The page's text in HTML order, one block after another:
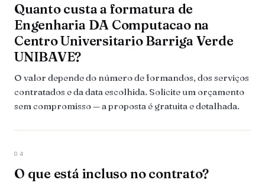
Quanto custa a formatura de
Engenharia DA Computacao na
Centro Universitario Barriga Verde
UNIBAVE?
O valor depende do número de formandos, dos serviços
contratados e da data escolhida. Solicite um orçamento
sem compromisso — a proposta é gratuita e detalhada.
04
O que está incluso no contrato?